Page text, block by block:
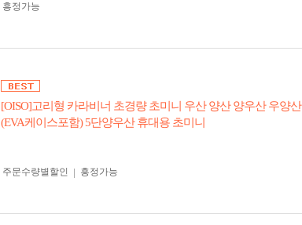
흥정가능
[OISO]고리형 카라비너 초경량 초미니 우산 양산 양우산 우양산
(EVA케이스포함) 5단양우산 휴대용 초미니
주문수량별할인
흥정가능